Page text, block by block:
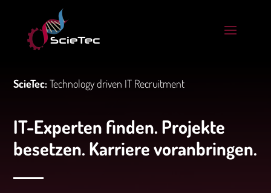
ScieTec:Technology driven IT Recruitment
IT-Experten finden. Projekte
besetzen. Karriere voranbringen.